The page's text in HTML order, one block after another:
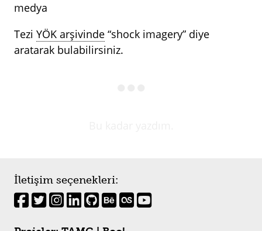
medya
Tezi YÖK arşivinde “shock imagery” diye
aratarak bulabilirsiniz.
İletişim seçenekleri: